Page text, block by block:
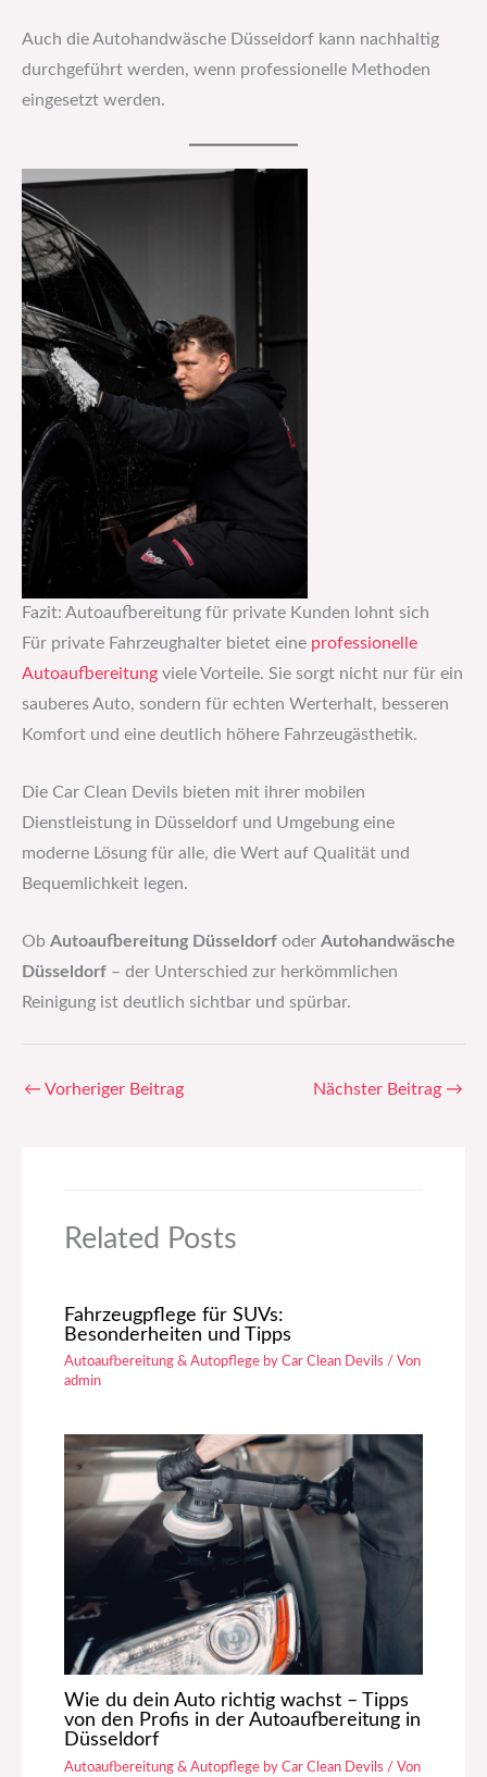
Auch die Autohandwäsche Düsseldorf kann nachhaltig
durchgeführt werden, wenn professionelle Methoden
eingesetzt werden.
Fazit: Autoaufbereitung für private Kunden lohnt sich
Für private Fahrzeughalter bietet eine professionelle
Autoaufbereitung viele Vorteile. Sie sorgt nicht nur für ein
sauberes Auto, sondern für echten Werterhalt, besseren
Komfort und eine deutlich höhere Fahrzeugästhetik.
Die Car Clean Devils bieten mit ihrer mobilen
Dienstleistung in Düsseldorf und Umgebung eine
moderne Lösung für alle, die Wert auf Qualität und
Bequemlichkeit legen.
Ob Autoaufbereitung Düsseldorf oder Autohandwäsche
Düsseldorf – der Unterschied zur herkömmlichen
Reinigung ist deutlich sichtbar und spürbar.
← Vorheriger Beitrag Nächster Beitrag →
Related Posts
Fahrzeugpflege für SUVs:
Besonderheiten und Tipps
Autoaufbereitung & Autopflege by Car Clean Devils / Von
admin
Wie du dein Auto richtig wachst – Tipps
von den Profis in der Autoaufbereitung in
Düsseldorf
Autoaufbereitung & Autopflege by Car Clean Devils / Von